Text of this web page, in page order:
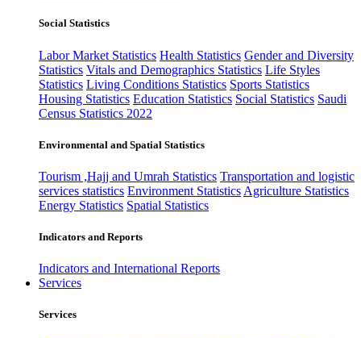
Social Statistics
Labor Market Statistics Health Statistics Gender and Diversity
Statistics Vitals and Demographics Statistics Life Styles
Statistics Living Conditions Statistics Sports Statistics
Housing Statistics Education Statistics Social Statistics Saudi
Census Statistics 2022
Environmental and Spatial Statistics
Tourism ,Hajj and Umrah Statistics Transportation and logistic
services statistics Environment Statistics Agriculture Statistics
Energy Statistics Spatial Statistics
Indicators and Reports
Indicators and International Reports
Services
Services